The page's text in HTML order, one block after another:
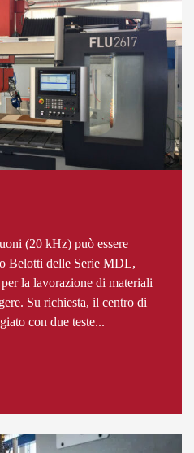
(20 kHz) può essere
Belotti delle Serie MDL,
la lavorazione di materiali
Su richiesta, il centro di
con due teste...